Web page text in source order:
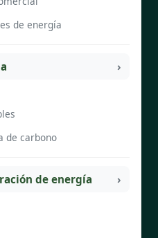
de energía
de carbono
de energía